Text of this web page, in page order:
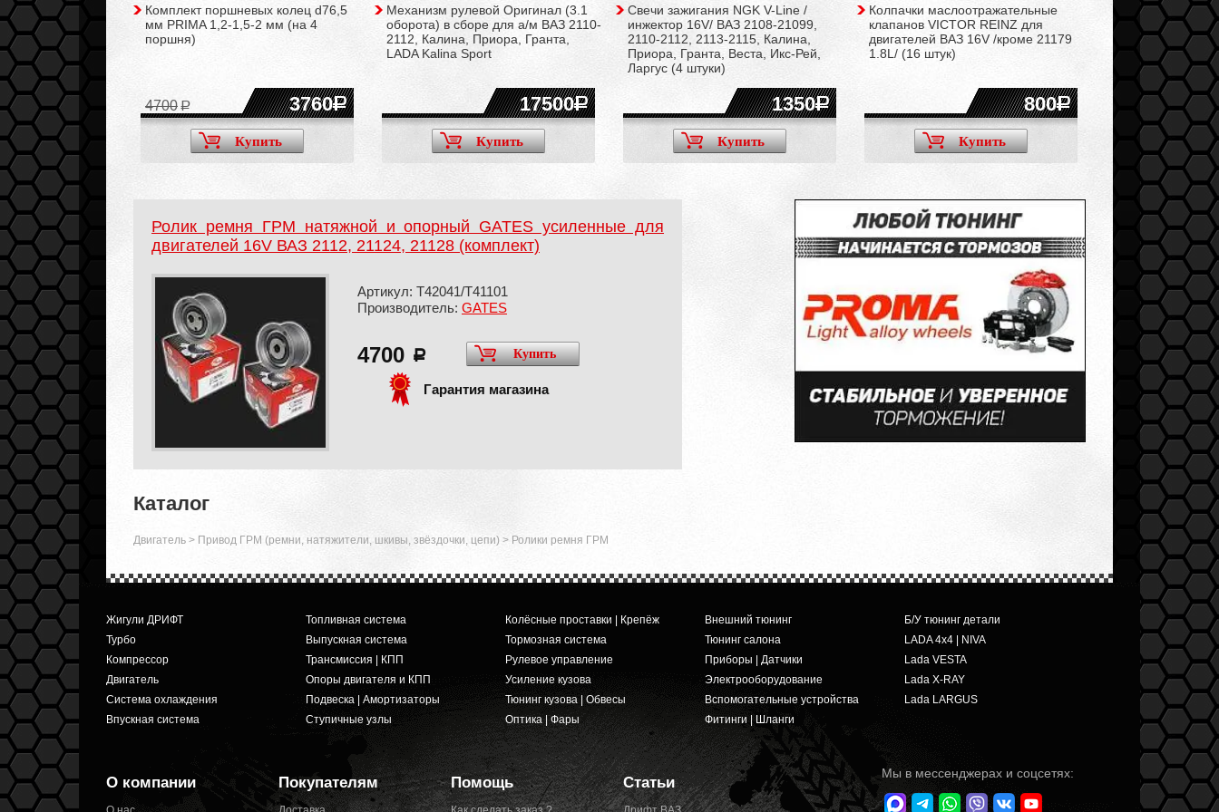
тормоза Allied
2108-21099,
Калина,
датчиками/
1000
Комплект поршневых колец d76,5
мм PRIMA 1,2-1,5-2 мм (на 4
поршня)
3760
4700
Купить
Механизм рулевой Оригинал (3.1
оборота) в сборе для а/м ВАЗ 2110-
2112, Калина, Приора, Гранта,
LADA Kalina Sport
17500
Купить
Свечи зажигания NGK V-Line /
инжектор 16V/ ВАЗ 2108-21099,
2110-2112, 2113-2115, Калина,
Приора, Гранта, Веста, Икс-Рей,
Ларгус (4 штуки)
1350
Купить
Колпачки маслоотражательные
клапанов VICTOR REINZ для
двигателей ВАЗ 16V /кроме 21179
1.8L/ (16 штук)
800
Купить
Комплект
стандарт/ ВАЗ
Приора, Гранта,
1.6L, Икс-Рей
(двигатель ВАЗ)
Ролик ремня ГРМ натяжной и опорный GATES усиленные для
двигателей 16V ВАЗ 2112, 21124, 21128 (комплект)
Артикул: T42041/T41101
Производитель: GATES
4700 a Купить
Гарантия магазина
Каталог
Двигатель > Привод ГРМ (ремни, натяжители, шкивы, звёздочки, цепи) > Ролики ремня ГРМ
Жигули ДРИФТ
Турбо
Компрессор
Двигатель
Система охлаждения
Впускная система
Топливная система
Выпускная система
Трансмиссия | КПП
Опоры двигателя и КПП
Подвеска | Амортизаторы
Ступичные узлы
Колёсные проставки | Крепёж
Тормозная система
Рулевое управление
Усиление кузова
Тюнинг кузова | Обвесы
Оптика | Фары
Внешний тюнинг
Тюнинг салона
Приборы | Датчики
Электрооборудование
Вспомогательные устройства
Фитинги | Шланги
Б/У тюнинг детали
LADA 4x4 | NIVA
Lada VESTA
Lada X-RAY
Lada LARGUS
О компании Покупателям Помощь Статьи
Мы в мессенджерах и соцсетях: